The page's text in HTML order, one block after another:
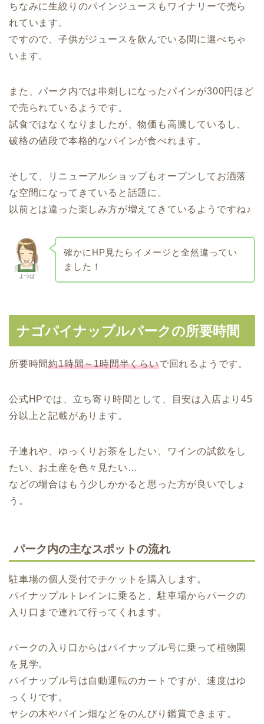
ちなみに生絞りのパインジュースもワイナリーで売ら
れています。
ですので、子供がジュースを飲んでいる間に選べちゃ
います。
また、パーク内では串刺しになったパインが300円ほど
で売られているようです。
試食ではなくなりましたが、物価も高騰しているし、
破格の値段で本格的なパインが食べれます。
そして、リニューアルショップもオープンしてお洒落
な空間になってきていると話題に。
以前とは違った楽しみ方が増えてきているようですね♪
よつば
確かにHP見たらイメージと全然違ってい
ました！
ナゴパイナップルパークの所要時間
所要時間約1時間～1時間半くらいで回れるようです。
公式HPでは、立ち寄り時間として、目安は入店より45
分以上と記載があります。
子連れや、ゆっくりお茶をしたい、ワインの試飲をし
たい、お土産を色々見たい…
などの場合はもう少しかかると思った方が良いでしょ
う。
パーク内の主なスポットの流れ
駐車場の個人受付でチケットを購入します。
パイナップルトレインに乗ると、駐車場からパークの
入り口まで連れて行ってくれます。
パークの入り口からはパイナップル号に乗って植物園
を見学。
パイナップル号は自動運転のカートですが、速度はゆ
っくりです。
ヤシの木やパイン畑などをのんびり鑑賞できます。